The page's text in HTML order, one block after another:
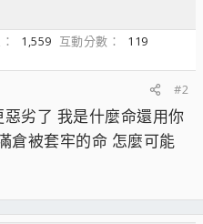
1,559 互動分數
119
#2
劣了 我是什麼命還用你
倉被套牢的命 怎麼可能